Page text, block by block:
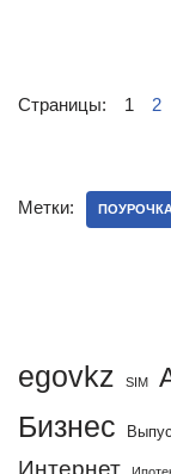
Страницы: 1 2
Метки:
egovkz SIM
Бизнес
Интернет